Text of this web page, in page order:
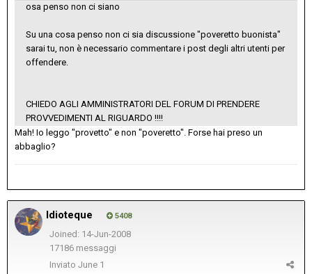
osa penso non ci siano
Su una cosa penso non ci sia discussione "poveretto buonista"
sarai tu, non è necessario commentare i post degli altri utenti per
offendere.
CHIEDO AGLI AMMINISTRATORI DEL FORUM DI PRENDERE
PROVVEDIMENTI AL RIGUARDO !!!!
Mah! Io leggo "provetto" e non "poveretto". Forse hai preso un
abbaglio?
Idioteque 5408
Joined: 14-Jun-2008
17186 messaggi
Inviato June 1